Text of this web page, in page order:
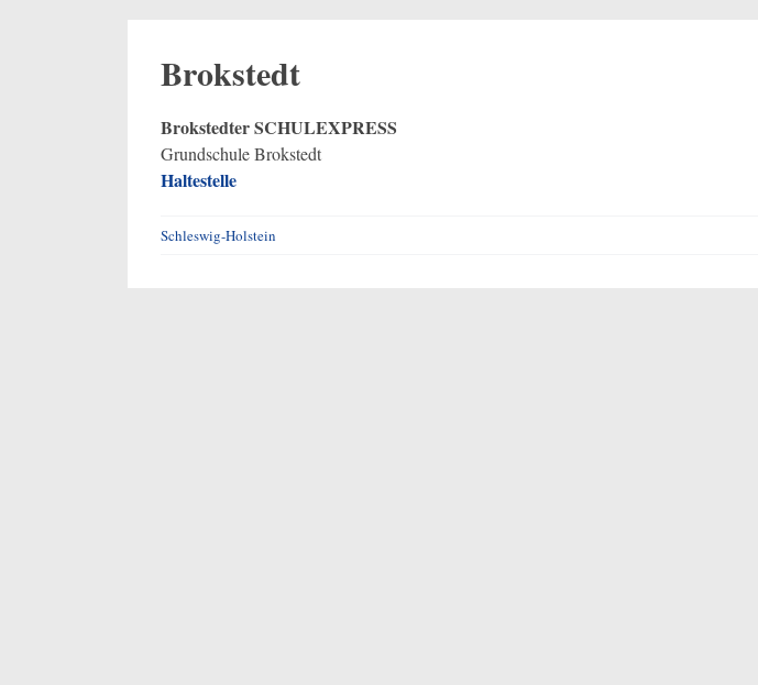
Brokstedt
Brokstedter SCHULEXPRESS
Grundschule Brokstedt
Haltestelle
Schleswig-Holstein